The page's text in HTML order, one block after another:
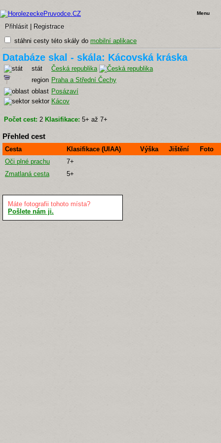
Přihlásit Registrace
Menu
stáhni cesty této skály do mobilní aplikace
Databáze skal - skála: Kácovská kráska
stát
Česká republika
region Praha a Střední Čechy
oblast Posázaví
sektor Kácov
Počet cest: 2 Klasifikace: 5+ až 7+
Přehled cest
Cesta Klasifikace (UIAA) Výška Jištění
Foto
Oči plné prachu
7+
Zmatlaná cesta
5+
Máte fotografii tohoto místa?
Pošlete nám ji.